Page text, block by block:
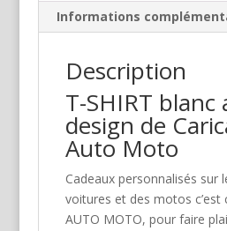
Informations
Description
T-SHIRT blanc
design de
Auto Moto
Cadeaux personnalisés sur
voitures et des motos c’est
AUTO MOTO, pour faire